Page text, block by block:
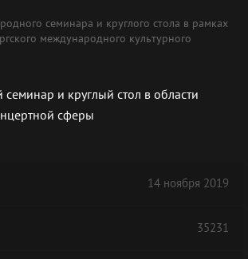
семинара и круглого стола в рамках
международного культурного
и круглый стол в области
сферы
14 ноября 2019
35231